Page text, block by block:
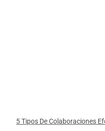
5 Tipos De Colaboraciones